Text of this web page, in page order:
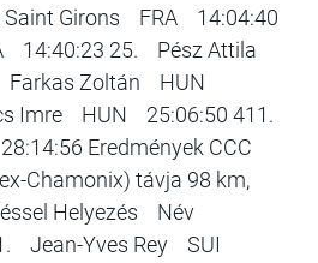
Girons FRA 14:04:40
14:40:23 25. Pész Attila
Zoltán HUN
Imre HUN 25:06:50 411.
Eredmények CCC
Chamonix) távja 98 km,
Helyezés Név
Jean-Yves Rey SUI